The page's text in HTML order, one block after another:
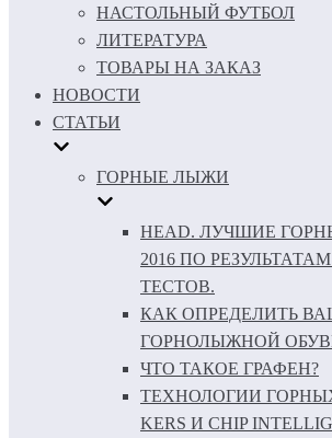
НАСТОЛЬНЫЙ ФУТБОЛ
ЛИТЕРАТУРА
ТОВАРЫ НА ЗАКАЗ
НОВОСТИ
СТАТЬИ
ГОРНЫЕ ЛЫЖИ
HEAD. ЛУЧШИЕ
2016 ПО
ТЕСТОВ.
КАК ОПРЕДЕЛИТЬ
ГОРНОЛЫЖНОЙ
ЧТО ТАКОЕ ГРАФЕН?
ТЕХНОЛОГИИ
KERS И CHIP